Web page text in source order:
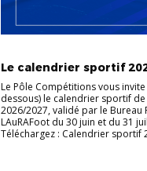
Le calendrier sportif
Le Pôle Compétitions vous
dessous) le calendrier sportif de
2026/2027, validé par le Bureau
LAuRAFoot du 30 juin et du 31
Téléchargez : Calendrier sportif